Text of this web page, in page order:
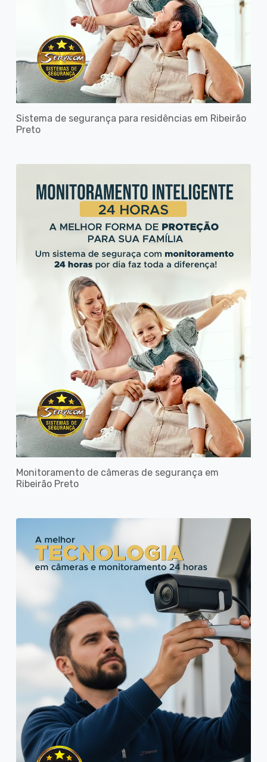
Sistema de segurança para residências em Ribeirão
Preto
Monitoramento de câmeras de segurança em
Ribeirão Preto